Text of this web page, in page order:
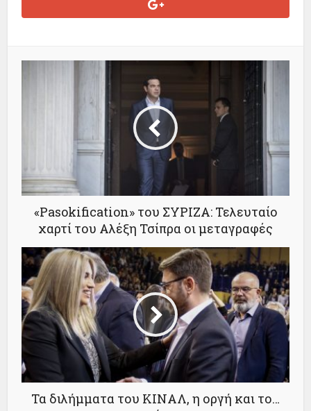
«Pasokification» του ΣΥΡΙΖΑ: Τελευταίο
χαρτί του Αλέξη Τσίπρα οι μεταγραφές
Τα διλήµµατα του ΚΙΝΑΛ, η οργή και το…